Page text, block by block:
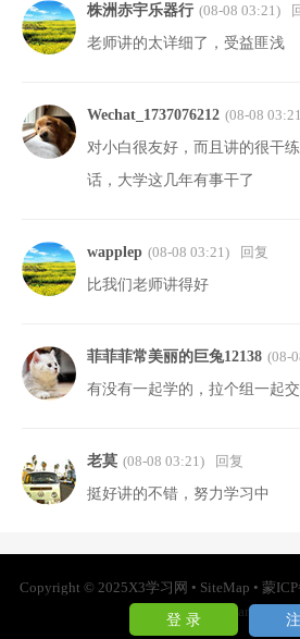
株洲赤宇乐器行 (08-08 03:21)
老师讲的太详细了，受益匪浅
Wechat_1737076212 (08-08
对小白很友好，而且讲的很干
话，大学这几年有事干了
wapplep (08-08 03:21)
回复
比我们老师讲得好
菲菲菲常美丽的巨兔12138 (08-
有没有一起学的，拉个组一起
老莫 (08-08 03:21)
回复
挺好讲的不错，努力学习中
Copyright © 2025X3学习网 • SiteMap • 蒙
信：lampnet
登 录